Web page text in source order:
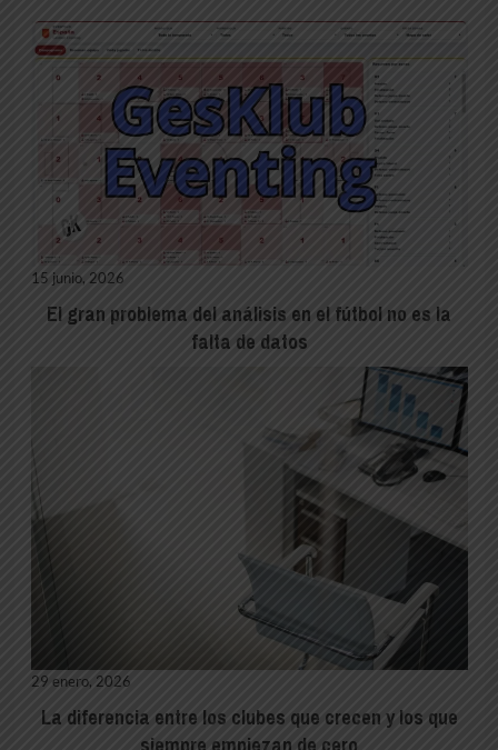
15 junio, 2026
El gran problema del análisis en el fútbol no es la
falta de datos
29 enero, 2026
La diferencia entre los clubes que crecen y los que